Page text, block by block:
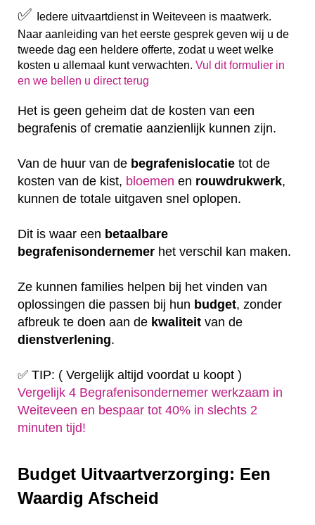
✅
Iedere uitvaartdienst in Weiteveen is maatwerk.
Naar aanleiding van het eerste gesprek geven wij u de
tweede dag een heldere offerte, zodat u weet welke
kosten u allemaal kunt verwachten. Vul dit formulier in
en we bellen u direct terug
Het is geen geheim dat de kosten van een
begrafenis of crematie aanzienlijk kunnen zijn.
Van de huur van de begrafenislocatie tot de
kosten van de kist, bloemen en rouwdrukwerk,
kunnen de totale uitgaven snel oplopen.
Dit is waar een betaalbare
begrafenisondernemer het verschil kan maken.
Ze kunnen families helpen bij het vinden van
oplossingen die passen bij hun budget, zonder
afbreuk te doen aan de kwaliteit van de
dienstverlening.
✅ TIP: ( Vergelijk altijd voordat u koopt )
Vergelijk 4 Begrafenisondernemer werkzaam in
Weiteveen en bespaar tot 40% in slechts 2
minuten tijd!
Budget Uitvaartverzorging: Een
Waardig Afscheid